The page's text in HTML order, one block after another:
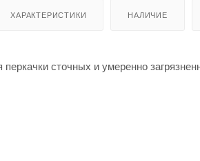
ХАРАКТЕРИСТИКИ НАЛИЧИЕ
сточных и умеренно